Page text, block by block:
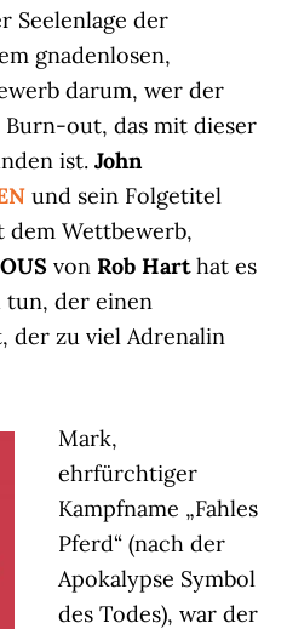
Seelenlage der
gnadenlosen,
darum, wer der
out, das mit dieser
ist.John
und sein Folgetitel
dem Wettbewerb,
vonRob Harthat es
tun, der einen
der zu viel Adrenalin
Mark,
ehrfürchtiger
Kampfname „Fahles
Pferd“ (nach der
Apokalypse Symbol
des Todes), war der